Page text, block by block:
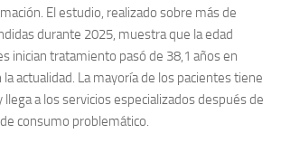
El estudio, realizado sobre más de
durante 2025, muestra que la edad
inician tratamiento pasó de 38,1 años en
la actualidad. La mayoría de los pacientes tiene
a los servicios especializados después de
consumo problemático.